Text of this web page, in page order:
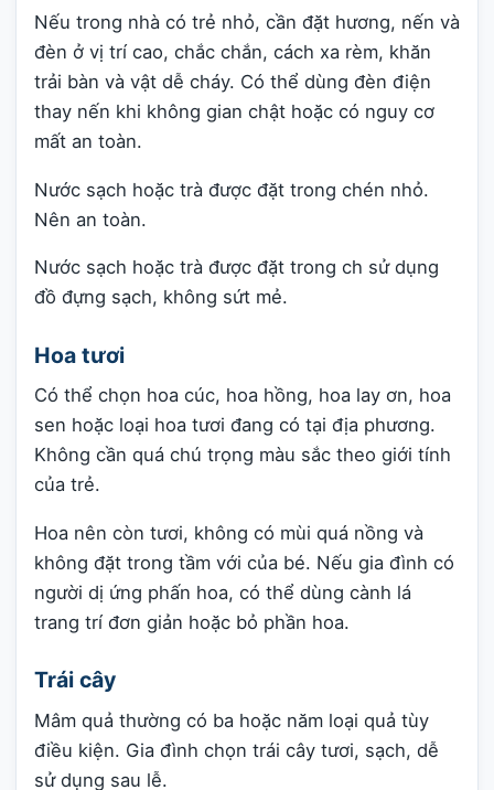
Nếu trong nhà có trẻ nhỏ, cần đặt hương, nến và
đèn ở vị trí cao, chắc chắn, cách xa rèm, khăn
trải bàn và vật dễ cháy. Có thể dùng đèn điện
thay nến khi không gian chật hoặc có nguy cơ
mất an toàn.
Nước sạch hoặc trà được đặt trong chén nhỏ.
Nên an toàn.
Nước sạch hoặc trà được đặt trong ch sử dụng
đồ đựng sạch, không sứt mẻ.
Hoa tươi
Có thể chọn hoa cúc, hoa hồng, hoa lay ơn, hoa
sen hoặc loại hoa tươi đang có tại địa phương.
Không cần quá chú trọng màu sắc theo giới tính
của trẻ.
Hoa nên còn tươi, không có mùi quá nồng và
không đặt trong tầm với của bé. Nếu gia đình có
người dị ứng phấn hoa, có thể dùng cành lá
trang trí đơn giản hoặc bỏ phần hoa.
Trái cây
Mâm quả thường có ba hoặc năm loại quả tùy
điều kiện. Gia đình chọn trái cây tươi, sạch, dễ
sử dụng sau lễ.